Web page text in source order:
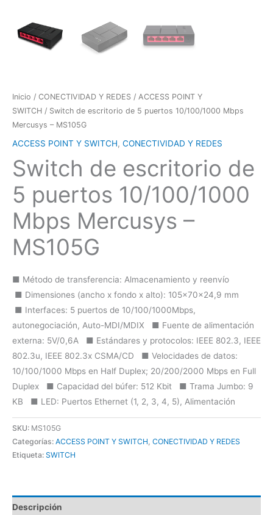
Inicio / CONECTIVIDAD Y REDES / ACCESS POINT Y
SWITCH / Switch de escritorio de 5 puertos 10/100/1000 Mbps
Mercusys – MS105G
ACCESS POINT Y SWITCH, CONECTIVIDAD Y REDES
Switch de escritorio de
5 puertos 10/100/1000
Mbps Mercusys –
MS105G
■ Método de transferencia: Almacenamiento y reenvío
■ Dimensiones (ancho x fondo x alto): 105×70×24,9 mm
■ Interfaces: 5 puertos de 10/100/1000Mbps,
autonegociación, Auto-MDI/MDIX ■ Fuente de alimentación
externa: 5V/0,6A ■ Estándares y protocolos: IEEE 802.3, IEEE
802.3u, IEEE 802.3x CSMA/CD ■ Velocidades de datos:
10/100/1000 Mbps en Half Duplex; 20/200/2000 Mbps en Full
Duplex ■ Capacidad del búfer: 512 Kbit ■ Trama Jumbo: 9
KB ■ LED: Puertos Ethernet (1, 2, 3, 4, 5), Alimentación
SKU: MS105G
Categorías: ACCESS POINT Y SWITCH, CONECTIVIDAD Y REDES
Etiqueta: SWITCH
Descripción